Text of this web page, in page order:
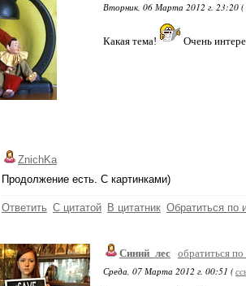
Вторник, 06 Марта 2012 г. 23:20 (
Какая тема! Очень
ZnichKa
Продолжение есть. С картинками)
Ответить С цитатой В цитатник Обратиться по
Синий_лес обратиться
Среда, 07 Марта 2012 г. 00:51 (